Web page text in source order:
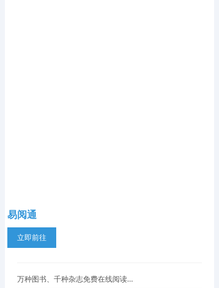
易阅通
立即前往
万种图书、千种杂志免费在线阅读...